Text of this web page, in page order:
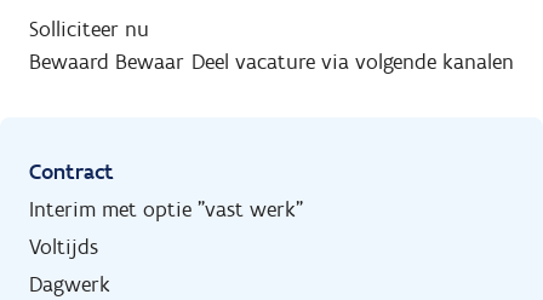
Solliciteer nu
Bewaard Bewaar Deel vacature via volgende kanalen
Contract
Interim met optie "vast werk"
Voltijds
Dagwerk